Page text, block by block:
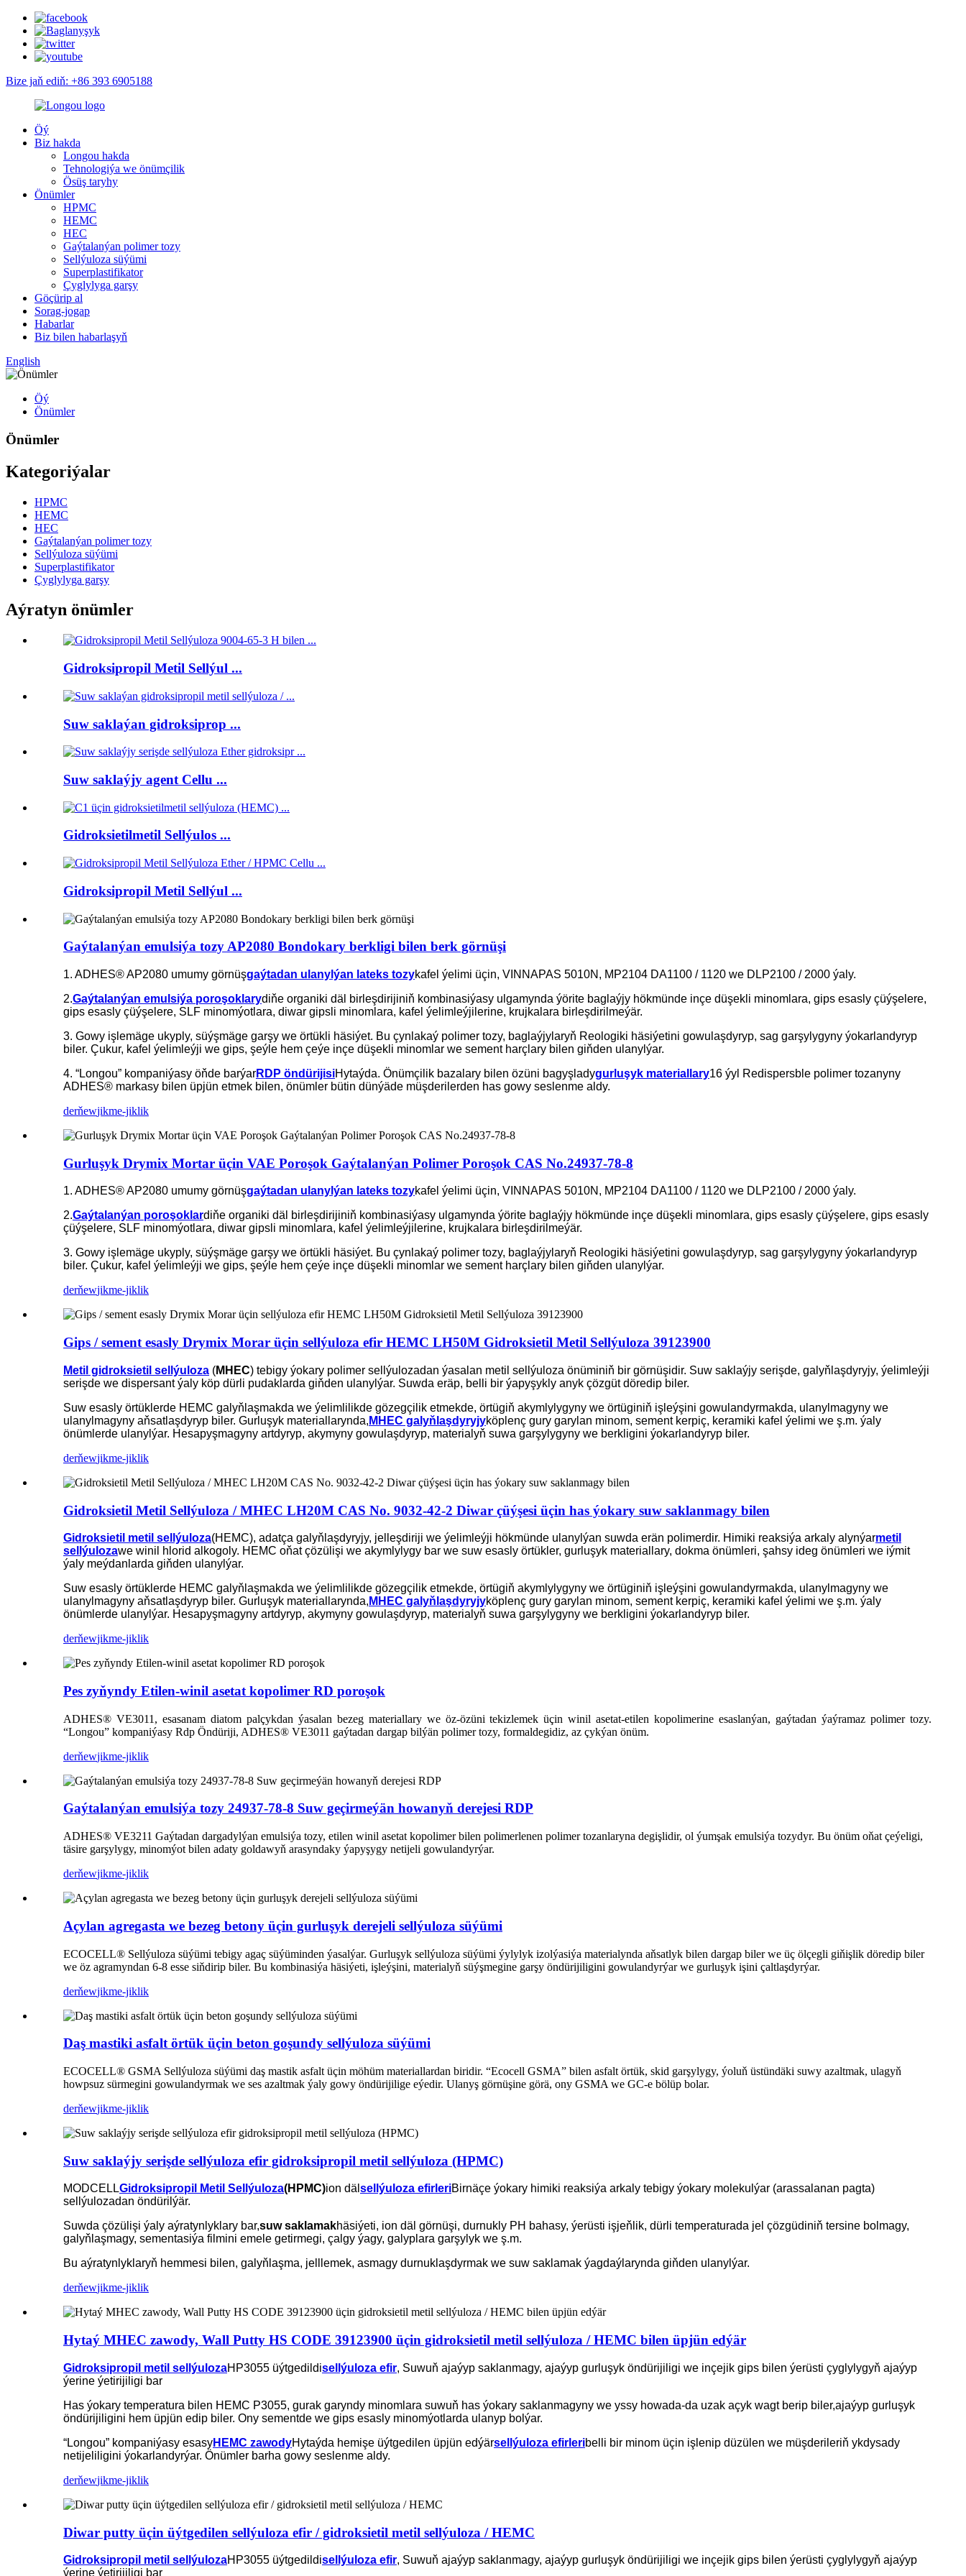
Bize jaň ediň: +86 393 6905188
Öý
Biz hakda
Longou hakda
Tehnologiýa we önümçilik
Ösüş taryhy
Önümler
HPMC
HEMC
HEC
Gaýtalanýan polimer tozy
Sellýuloza süýümi
Superplastifikator
Çyglylyga garşy
Göçürip al
Sorag-jogap
Habarlar
Biz bilen habarlaşyň
English
Öý
Önümler
Önümler
Kategoriýalar
HPMC
HEMC
HEC
Gaýtalanýan polimer tozy
Sellýuloza süýümi
Superplastifikator
Çyglylyga garşy
Aýratyn önümler
Gidroksipropil Metil Sellýul ...
Suw saklaýan gidroksiprop ...
Suw saklaýjy agent Cellu ...
Gidroksietilmetil Sellýulos ...
Gidroksipropil Metil Sellýul ...
Gaýtalanýan emulsiýa tozy AP2080 Bondokary berkligi bilen berk görnüşi
1. ADHES® AP2080 umumy görnüşgaýtadan ulanylýan lateks tozykafel ýelimi üçin, VINNAPAS 5010N, MP2104 DA1100 / 1120 we DLP2100 / 2000 ýaly.
2.Gaýtalanýan emulsiýa poroşoklarydiňe organiki däl birleşdirijiniň kombinasiýasy ulgamynda ýörite baglaýjy hökmünde inçe düşekli minomlara, gips esasly çüýşelere,
gips esasly çüýşelere, SLF minomýotlara, diwar gipsli minomlara, kafel ýelimleýjilerine, krujkalara birleşdirilmeýär.
3. Gowy işlemäge ukyply, süýşmäge garşy we örtükli häsiýet. Bu çynlakaý polimer tozy, baglaýjylaryň Reologiki häsiýetini gowulaşdyryp, sag garşylygyny ýokarlandyryp
biler. Çukur, kafel ýelimleýji we gips, şeýle hem çeýe inçe düşekli minomlar we sement harçlary bilen giňden ulanylýar.
4. “Longou” kompaniýasy öňde barýarRDP öndürijisiHytaýda. Önümçilik bazalary bilen özüni bagyşladygurluşyk materiallary16 ýyl Redispersble polimer tozanyny
ADHES® markasy bilen üpjün etmek bilen, önümler bütin dünýäde müşderilerden has gowy seslenme aldy.
derňewjikme-jiklik
Gurluşyk Drymix Mortar üçin VAE Poroşok Gaýtalanýan Polimer Poroşok CAS No.24937-78-8
1. ADHES® AP2080 umumy görnüşgaýtadan ulanylýan lateks tozykafel ýelimi üçin, VINNAPAS 5010N, MP2104 DA1100 / 1120 we DLP2100 / 2000 ýaly.
2.Gaýtalanýan poroşoklardiňe organiki däl birleşdirijiniň kombinasiýasy ulgamynda ýörite baglaýjy hökmünde inçe düşekli minomlara, gips esasly çüýşelere, gips esasly
çüýşelere, SLF minomýotlara, diwar gipsli minomlara, kafel ýelimleýjilerine, krujkalara birleşdirilmeýär.
3. Gowy işlemäge ukyply, süýşmäge garşy we örtükli häsiýet. Bu çynlakaý polimer tozy, baglaýjylaryň Reologiki häsiýetini gowulaşdyryp, sag garşylygyny ýokarlandyryp
biler. Çukur, kafel ýelimleýji we gips, şeýle hem çeýe inçe düşekli minomlar we sement harçlary bilen giňden ulanylýar.
derňewjikme-jiklik
Gips / sement esasly Drymix Morar üçin sellýuloza efir HEMC LH50M Gidroksietil Metil Sellýuloza 39123900
Metil gidroksietil sellýuloza (MHEC) tebigy ýokary polimer sellýulozadan ýasalan metil sellýuloza önüminiň bir görnüşidir. Suw saklaýjy serişde, galyňlaşdyryjy, ýelimleýji
serişde we dispersant ýaly köp dürli pudaklarda giňden ulanylýar. Suwda eräp, belli bir ýapyşykly anyk çözgüt döredip biler.
Suw esasly örtüklerde HEMC galyňlaşmakda we ýelimlilikde gözegçilik etmekde, örtügiň akymlylygyny we örtüginiň işleýşini gowulandyrmakda, ulanylmagyny we
ulanylmagyny aňsatlaşdyryp biler. Gurluşyk materiallarynda, MHEC galyňlaşdyryjyköplenç gury garylan minom, sement kerpiç, keramiki kafel ýelimi we ş.m. ýaly
önümlerde ulanylýar. Hesapyşmagyny artdyryp, akymyny gowulaşdyryp, materialyň suwa garşylygyny we berkligini ýokarlandyryp biler.
derňewjikme-jiklik
Gidroksietil Metil Sellýuloza / MHEC LH20M CAS No. 9032-42-2 Diwar çüýşesi üçin has ýokary suw saklanmagy bilen
Gidroksietil metil sellýuloza(HEMC), adatça galyňlaşdyryjy, jelleşdiriji we ýelimleýji hökmünde ulanylýan suwda erän polimerdir. Himiki reaksiýa arkaly alynýarmetil
sellýulozawe winil hlorid alkogoly. HEMC oňat çözülişi we akymlylygy bar we suw esasly örtükler, gurluşyk materiallary, dokma önümleri, şahsy ideg önümleri we iýmit
ýaly meýdanlarda giňden ulanylýar.
Suw esasly örtüklerde HEMC galyňlaşmakda we ýelimlilikde gözegçilik etmekde, örtügiň akymlylygyny we örtüginiň işleýşini gowulandyrmakda, ulanylmagyny we
ulanylmagyny aňsatlaşdyryp biler. Gurluşyk materiallarynda, MHEC galyňlaşdyryjyköplenç gury garylan minom, sement kerpiç, keramiki kafel ýelimi we ş.m. ýaly
önümlerde ulanylýar. Hesapyşmagyny artdyryp, akymyny gowulaşdyryp, materialyň suwa garşylygyny we berkligini ýokarlandyryp biler.
derňewjikme-jiklik
Pes zyňyndy Etilen-winil asetat kopolimer RD poroşok
ADHES® VE3011, esasanam diatom palçykdan ýasalan bezeg materiallary we öz-özüni tekizlemek üçin winil asetat-etilen kopolimerine esaslanýan, gaýtadan ýaýramaz polimer tozy.
“Longou” kompaniýasy Rdp Öndüriji, ADHES® VE3011 gaýtadan dargap bilýän polimer tozy, formaldegidiz, az çykýan önüm.
derňewjikme-jiklik
Gaýtalanýan emulsiýa tozy 24937-78-8 Suw geçirmeýän howanyň derejesi RDP
ADHES® VE3211 Gaýtadan dargadylýan emulsiýa tozy, etilen winil asetat kopolimer bilen polimerlenen polimer tozanlaryna degişlidir, ol ýumşak emulsiýa tozydyr. Bu önüm oňat çeýeligi,
täsire garşylygy, minomýot bilen adaty goldawyň arasyndaky ýapyşygy netijeli gowulandyrýar.
derňewjikme-jiklik
Açylan agregasta we bezeg betony üçin gurluşyk derejeli sellýuloza süýümi
ECOCELL® Sellýuloza süýümi tebigy agaç süýüminden ýasalýar. Gurluşyk sellýuloza süýümi ýylylyk izolýasiýa materialynda aňsatlyk bilen dargap biler we üç ölçegli giňişlik döredip biler
we öz agramyndan 6-8 esse siňdirip biler. Bu kombinasiýa häsiýeti, işleýşini, materialyň süýşmegine garşy öndürijiligini gowulandyrýar we gurluşyk işini çaltlaşdyrýar.
derňewjikme-jiklik
Daş mastiki asfalt örtük üçin beton goşundy sellýuloza süýümi
ECOCELL® GSMA Sellýuloza süýümi daş mastik asfalt üçin möhüm materiallardan biridir. “Ecocell GSMA” bilen asfalt örtük, skid garşylygy, ýoluň üstündäki suwy azaltmak, ulagyň
howpsuz sürmegini gowulandyrmak we ses azaltmak ýaly gowy öndürijilige eýedir. Ulanyş görnüşine görä, ony GSMA we GC-e bölüp bolar.
derňewjikme-jiklik
Suw saklaýjy serişde sellýuloza efir gidroksipropil metil sellýuloza (HPMC)
MODCELLGidroksipropil Metil Sellýuloza(HPMC)ion däl sellýuloza efirleriBirnäçe ýokary himiki reaksiýa arkaly tebigy ýokary molekulýar (arassalanan pagta)
sellýulozadan öndürilýär.
Suwda çözülişi ýaly aýratynlyklary bar,suw saklamakhäsiýeti, ion däl görnüşi, durnukly PH bahasy, ýerüsti işjeňlik, dürli temperaturada jel çözgüdiniň tersine bolmagy,
galyňlaşmagy, sementasiýa filmini emele getirmegi, çalgy ýagy, galyplara garşylyk we ş.m.
Bu aýratynlyklaryň hemmesi bilen, galyňlaşma, jelllemek, asmagy durnuklaşdyrmak we suw saklamak ýagdaýlarynda giňden ulanylýar.
derňewjikme-jiklik
Hytaý MHEC zawody, Wall Putty HS CODE 39123900 üçin gidroksietil metil sellýuloza / HEMC bilen üpjün edýär
Gidroksipropil metil sellýulozaHP3055 üýtgedildisellýuloza efir, Suwuň ajaýyp saklanmagy, ajaýyp gurluşyk öndürijiligi we inçejik gips bilen ýerüsti çyglylygyň ajaýyp
ýerine ýetirijiligi bar
Has ýokary temperatura bilen HEMC P3055, gurak garyndy minomlara suwuň has ýokary saklanmagyny we yssy howada-da uzak açyk wagt berip biler,ajaýyp gurluşyk
öndürijiligini hem üpjün edip biler. Ony sementde we gips esasly minomýotlarda ulanyp bolýar.
“Longou” kompaniýasy esasyHEMC zawodyHytaýda hemişe üýtgedilen üpjün edýärsellýuloza efirleribelli bir minom üçin işlenip düzülen we müşderileriň ykdysady
netijeliligini ýokarlandyrýar. Önümler barha gowy seslenme aldy.
derňewjikme-jiklik
Diwar putty üçin üýtgedilen sellýuloza efir / gidroksietil metil sellýuloza / HEMC
Gidroksipropil metil sellýulozaHP3055 üýtgedildisellýuloza efir, Suwuň ajaýyp saklanmagy, ajaýyp gurluşyk öndürijiligi we inçejik gips bilen ýerüsti çyglylygyň ajaýyp
ýerine ýetirijiligi bar